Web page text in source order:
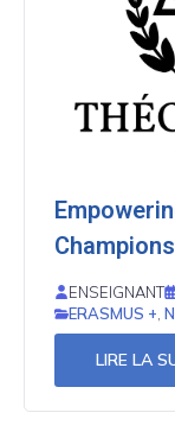
Champions
ENSEIGNANT
ERASMUS +
LIRE LA